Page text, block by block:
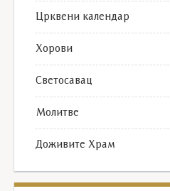
Црквени календар
Хорови
Светосавац
Молитве
Доживите Храм